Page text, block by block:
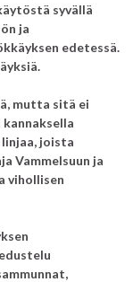
syvällä
ja
edetessä.
mutta sitä ei
joista
Vammelsuun ja
vihollisen